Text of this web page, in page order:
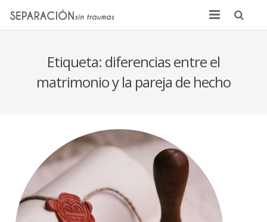
Quienes somosEtiqueta: diferencias entre el
matrimonio y la pareja de hecho